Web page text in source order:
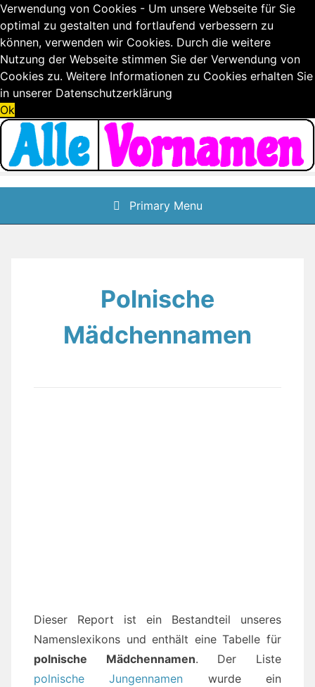
Verwendung von Cookies - Um unsere Webseite für Sie
optimal zu gestalten und fortlaufend verbessern zu
können, verwenden wir Cookies. Durch die weitere
Nutzung der Webseite stimmen Sie der Verwendung von
Cookies zu. Weitere Informationen zu Cookies erhalten Sie
in unserer Datenschutzerklärung
Ok
Skip
content
Primary Menu
Polnische
Mädchennamen
Dieser Report ist ein Bestandteil unseres
Namenslexikons und enthält eine Tabelle für
polnische Mädchennamen. Der Liste
polnische Jungennamen wurde ein